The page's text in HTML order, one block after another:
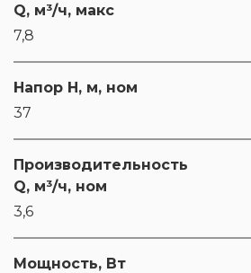
Q, м³/ч, макс
7,8
Напор H, м, ном
37
Производительность
Q, м³/ч, ном
3,6
Мощность, Вт